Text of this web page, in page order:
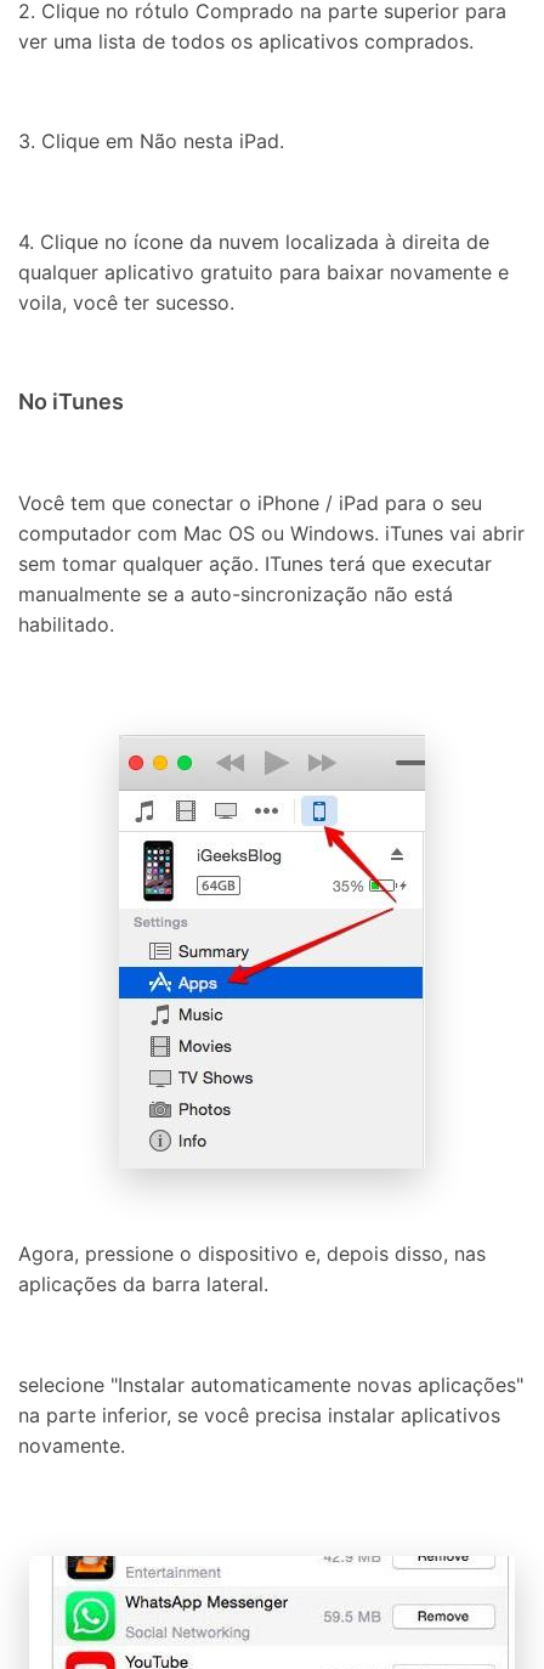
2. Clique no rótulo Comprado na parte superior para
ver uma lista de todos os aplicativos comprados.
3. Clique em Não nesta iPad.
4. Clique no ícone da nuvem localizada à direita de
qualquer aplicativo gratuito para baixar novamente e
voila, você ter sucesso.
No iTunes
Você tem que conectar o iPhone / iPad para o seu
computador com Mac OS ou Windows. iTunes vai abrir
sem tomar qualquer ação. ITunes terá que executar
manualmente se a auto-sincronização não está
habilitado.
Agora, pressione o dispositivo e, depois disso, nas
aplicações da barra lateral.
selecione "Instalar automaticamente novas aplicações"
na parte inferior, se você precisa instalar aplicativos
novamente.